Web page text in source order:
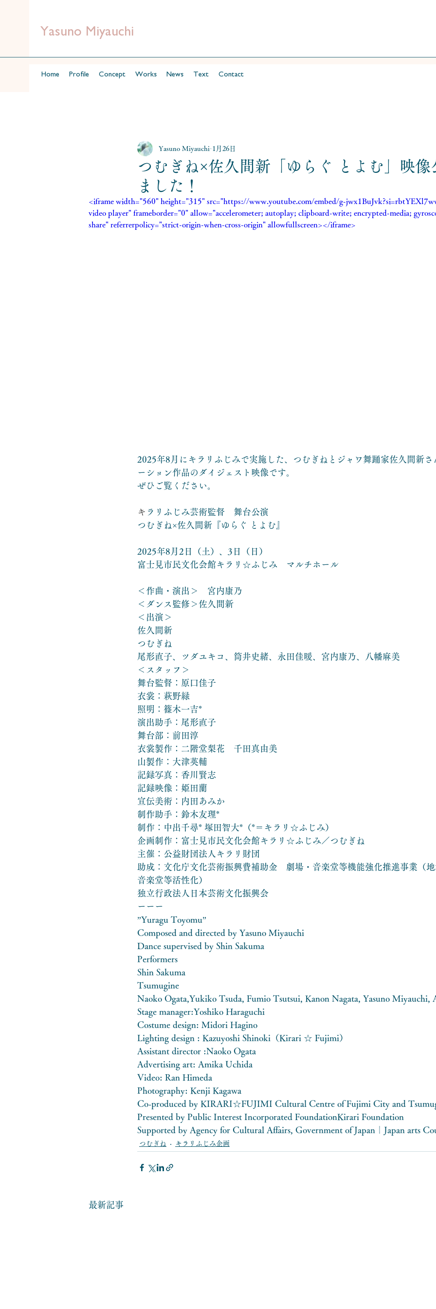
Yasuno Miyauchi
Home Profile Concept Works News Text Contact
つむぎね×佐久間新「ゆらぐ とよむ」映像
ました！
Yasuno Miyauchi 1月26日
<iframe width="560" height="315" src="https://www.youtube.com/embed/g-
video player" frameborder="0" allow="accelerometer; autoplay; clipboard-write; encrypted-media;
share" referrerpolicy="strict-origin-when-cross-origin" allowfullscreen></iframe>
2025年8月にキラリふじみで実施した、つむぎねとジャワ舞踊家佐久間新さ
ーション作品のダイジェスト映像です。
ぜひご覧ください。
キ ラリふじみ芸術監督　舞台公演
つむぎね×佐久間新『ゆらぐ とよむ』
2025年8月2日（土）、3日（日）
富士見市民文化会館キラリ☆ふじみ　マルチホール
＜作曲・演出＞　宮内康乃
＜ダンス監修＞佐久間新
＜出演＞
佐久間新
つむぎね
尾形直子、ツダユキコ、筒井史緒、永田佳暖、宮内康乃、八幡麻美
＜スタッフ＞
舞台監督：原口佳子
衣裳：萩野緑
照明：篠木一吉*
演出助手：尾形直子
舞台部：前田淳
衣裳製作：二階堂梨花　千田真由美
山製作：大津英輔
記録写真：香川賢志
記録映像：姫田蘭
宣伝美術：内田あみか
制作助手：鈴木友理*
制作：中出千尋* 塚田智大*（*＝キラリ☆ふじみ）
企画制作：富士見市民文化会館キラリ☆ふじみ／つむぎね
主催：公益財団法人キラリ財団
助成：文化庁文化芸術振興費補助金　劇場・音楽堂等機能強化推進事業（地
音楽堂等活性化）
独立行政法人日本芸術文化振興会
ーーー
”Yuragu Toyomu”
Composed and directed by Yasuno Miyauchi
Dance supervised by Shin Sakuma
Performers
Shin Sakuma
Tsumugine
Naoko Ogata,Yukiko Tsuda, Fumio Tsutsui, Kanon Nagata, Yasuno Miyauchi,
Stage manager:Yoshiko Haraguchi
Costume design: Midori Hagino
Lighting design : Kazuyoshi Shinoki（Kirari ☆ Fujimi）
Assistant director :Naoko Ogata
Advertising art: Amika Uchida
Video: Ran Himeda
Photography: Kenji Kagawa
Co-produced by KIRARI☆FUJIMI Cultural Centre of Fujimi City and
Presented by Public Interest Incorporated FoundationKirari Foundation
Supported by Agency for Cultural Affairs, Government of Japan｜Japan arts
つむぎね キラリふじみ企画
最新記事